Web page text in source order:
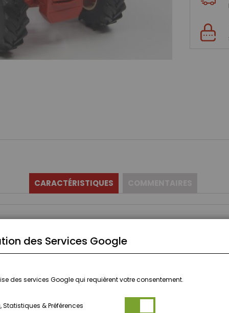
CARACTÉRISTIQUES
des Services Google
des services Google qui requièrent votre consentement.
Statistiques & Préférences